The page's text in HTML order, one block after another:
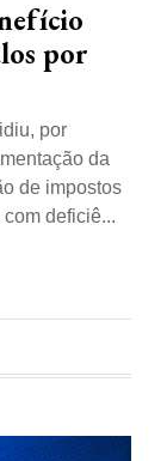
por
por
da
de impostos
deficiê...